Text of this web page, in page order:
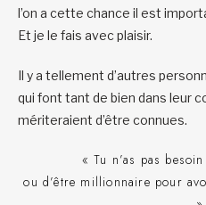
l’on a cette chance il est
Et je le fais avec plaisir.
Il y a tellement d’autres
qui font tant de bien dans leur
mériteraient d’être connues.
« Tu n’as pas
ou d’être millionnaire pour